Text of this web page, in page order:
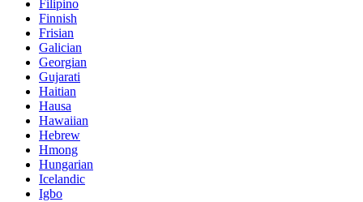
Filipino
Finnish
Frisian
Galician
Georgian
Gujarati
Haitian
Hausa
Hawaiian
Hebrew
Hmong
Hungarian
Icelandic
Igbo